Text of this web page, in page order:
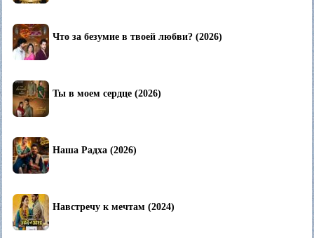
Что за безумие в твоей любви? (2026)
Ты в моем сердце (2026)
Наша Радха (2026)
Навстречу к мечтам (2024)